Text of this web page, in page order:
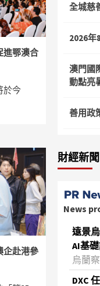
進鄂澳合
於今
企赴港參
全城慈
2026年
澳門國
動點亮
善用政
財經新
News
遠景
AI基
烏蘭
DXC